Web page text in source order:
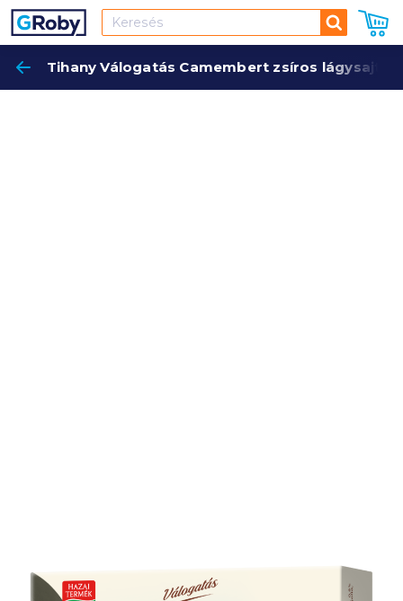
Keresés
Tihany Válogatás Camembert zsíros lágysajt